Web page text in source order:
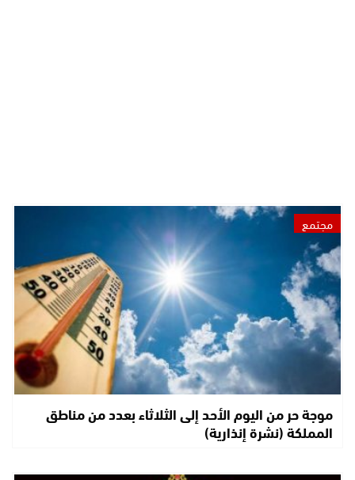
مجتمع
موجة حر من اليوم الأحد إلى الثلاثاء بعدد من مناطق
المملكة (نشرة إنذارية)